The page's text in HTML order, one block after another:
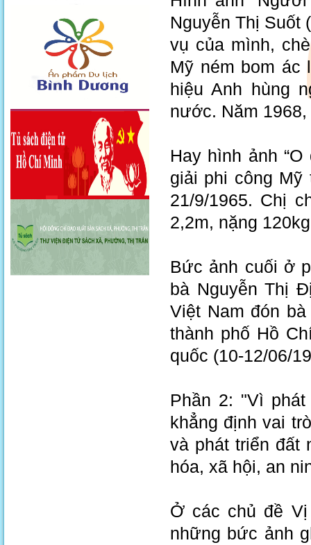
Nguyễn Thị Suốt
vụ của mình,
Mỹ ném bom ác
hiệu Anh hùng
nước. Năm
Hay hình ảnh
giải phi công
21/9/1965. Chị
2,2m, nặng
Bức ảnh cuối ở
bà Nguyễn Thị
Việt Nam đón
thành phố Hồ
quốc (10-12/06/
Phần 2: "Vì
khẳng định vai
và phát triển đất
hóa, xã hội, an
Ở các chủ đề
những bức ảnh